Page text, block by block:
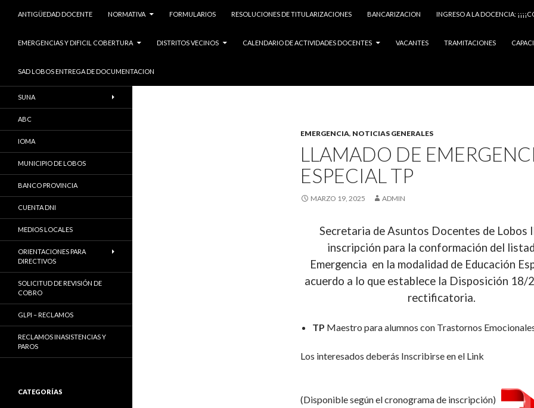
ANTIGÜEDAD DOCENTE NORMATIVA FORMULARIOS RESOLUCIONES DE TITULARIZACIONES BANCARIZACION INGRESO A LA DOCENCIA:
EMERGENCIAS Y DIFICIL COBERTURA DISTRITOS VECINOS CALENDARIO DE ACTIVIDADES DOCENTES VACANTES TRAMITACIONES
SAD LOBOS ENTREGA DE DOCUMENTACION
EMERGENCIA, NOTICIAS GENERALES
LLAMADO DE
ESPECIAL TP
MARZO 19, 2025 ADMIN
Secretaria de Asuntos Docentes de Lobos
inscripción para la conformación del
Emergencia en la modalidad de Educación
acuerdo a lo que establece la Disposición 18/
rectificatoria.
TP Maestro para alumnos con Trastornos
Los interesados deberás Inscribirse en el Link
(Disponible según el cronograma de inscripción)
SUNA
ABC
IOMA
MUNICIPIO DE LOBOS
BANCO PROVINCIA
CUENTA DNI
MEDIOS LOCALES
ORIENTACIONES PARA
DIRECTIVOS
SOLICITUD DE REVISIÓN DE
COBRO
GLPI – RECLAMOS
RECLAMOS INASISTENCIAS Y
PAROS
CATEGORÍAS